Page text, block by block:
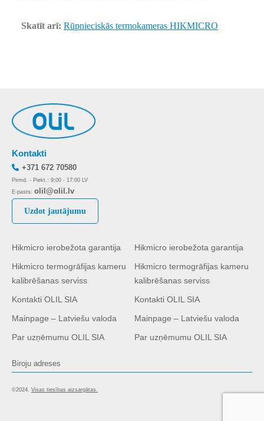
Skatīt arī: Rūpnieciskās termokameras HIKMICRO
Hikmicro ierobežota garantija
Hikmicro termogrāfijas kameru
kalibrēšanas serviss
Kontakti OLIL SIA
Mainpage – Latviešu valoda
Par uzņēmumu OLIL SIA
Hikmicro ierobežota garantija
Hikmicro termogrāfijas kameru
kalibrēšanas serviss
Kontakti OLIL SIA
Mainpage – Latviešu valoda
Par uzņēmumu OLIL SIA
Kontakti
+371 672 70580
Pirmd. - Piekt.: 9:00 - 17:00 LV
E-pasts: olil@olil.lv
Uzdot jautājumu
Biroju adreses
©2024. Visas tiesības aizsargātas.